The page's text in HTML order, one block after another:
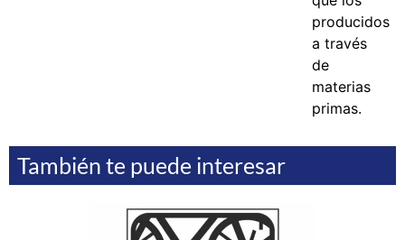
producidos
a través
de
materias
primas.
También te puede interesar